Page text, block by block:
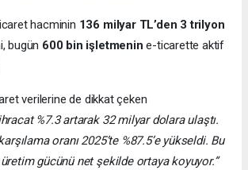
hacminin 136 milyar TL’den 3 trilyon
bugün 600 bin işletmenin e-ticarette aktif
verilerine de dikkat çeken
ihracat %7.3 artarak 32 milyar dolara ulaştı.
oranı 2025’te %87.5’e yükseldi. Bu
gücünü net şekilde ortaya koyuyor.”